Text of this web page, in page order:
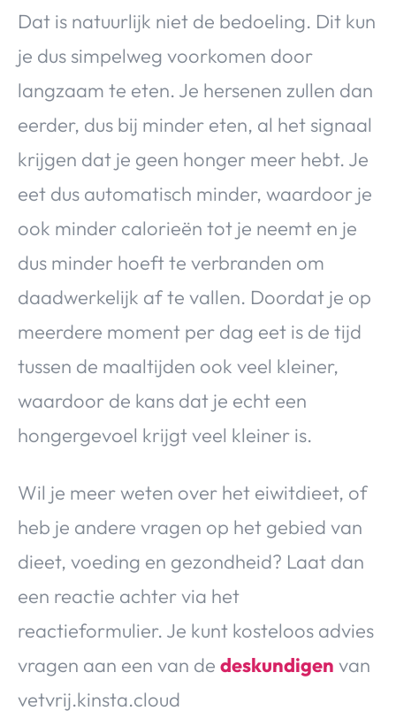
Dat is natuurlijk niet de bedoeling. Dit kun
je dus simpelweg voorkomen door
langzaam te eten. Je hersenen zullen dan
eerder, dus bij minder eten, al het signaal
krijgen dat je geen honger meer hebt. Je
eet dus automatisch minder, waardoor je
ook minder calorieën tot je neemt en je
dus minder hoeft te verbranden om
daadwerkelijk af te vallen. Doordat je op
meerdere moment per dag eet is de tijd
tussen de maaltijden ook veel kleiner,
waardoor de kans dat je echt een
hongergevoel krijgt veel kleiner is.
Wil je meer weten over het eiwitdieet, of
heb je andere vragen op het gebied van
dieet, voeding en gezondheid? Laat dan
een reactie achter via het
reactieformulier. Je kunt kosteloos advies
vragen aan een van de deskundigen van
vetvrij.kinsta.cloud